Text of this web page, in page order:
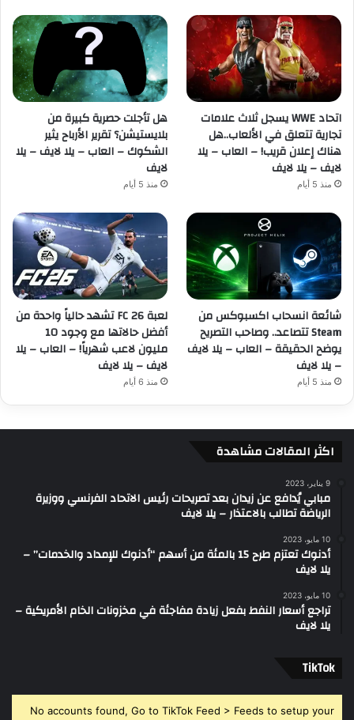
اتحاد WWE يسجل ثلاث علامات
تجارية تتعلق في الألعاب..هل
هناك إعلان قريب! – العاب – يلا
لايف – يلا لايف
منذ 5 أيام
هل تأجلت حصرية كبيرة من
بلايستيشن؟ تقرير الأرباح يثير
الشكوك – العاب – يلا لايف – يلا
لايف
منذ 5 أيام
شائعة انسحاب اكسبوكس من
Steam تتصاعد.. وصاحب التصريح
يوضح الحقيقة – العاب – يلا لايف
– يلا لايف
منذ 5 أيام
لعبة FC 26 تشهد حالياً واحدة من
أفضل حالاتها مع وجود 10
مليون لاعب شهرياً! – العاب – يلا
لايف – يلا لايف
منذ 6 أيام
اكثر المقالات مشاهدة
9 يناير، 2023
مبابي يُدافع عن زيدان بعد تصريحات رئيس الاتحاد الفرنسي ووزيرة
الرياضة تطالب بالاعتذار – يلا لايف
10 مايو، 2023
أدنوك تعتزم طرح 15 بالمئة من أسهم “أدنوك للإمداد والخدمات” –
يلا لايف
10 مايو، 2023
تراجع أسعار النفط بفعل زيادة مفاجئة في مخزونات الخام الأمريكية –
يلا لايف
‫TikTok
No accounts found, Go to TikTok Feed > Feeds to setup your